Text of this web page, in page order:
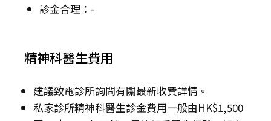
診金合理：-
精神科醫生費用
建議致電診所詢問有關最新收費詳情。
私家診所精神科醫生診金費用一般由HK$1,500